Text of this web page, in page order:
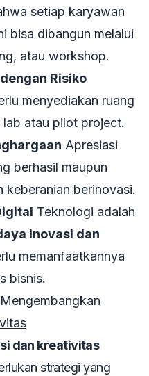
setiap karyawan
bisa dibangun melalui
atau workshop.
Risiko
menyediakan ruang
atau pilot project.
Apresiasi
berhasil maupun
keberanian berinovasi.
Teknologi adalah
inovasi dan
memanfaatkannya
bisnis.
dan kreativitas
strategi yang